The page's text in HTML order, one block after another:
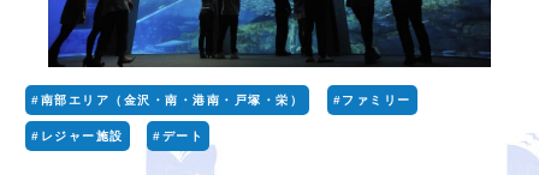
#南部エリア（金沢・南・港南・戸塚・栄） #ファミリー
#レジャー施設 #デート